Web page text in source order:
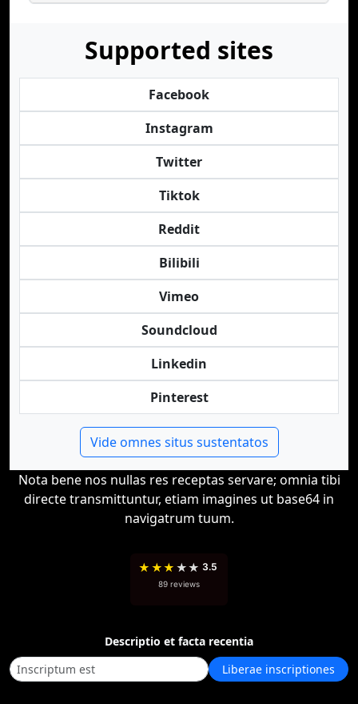
Supported sites
Facebook
Instagram
Twitter
Tiktok
Reddit
Bilibili
Vimeo
Soundcloud
Linkedin
Pinterest
Vide omnes situs sustentatos
Nota bene nos nullas res receptas servare; omnia tibi
directe transmittuntur, etiam imagines ut base64 in
navigatrum tuum.
★ ★★ ★★ 3.5
89 reviews
Descriptio et facta recentia
Liberae inscriptiones